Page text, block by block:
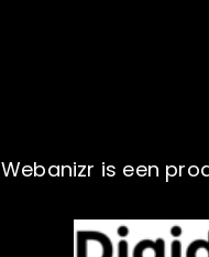
Webanizr is een